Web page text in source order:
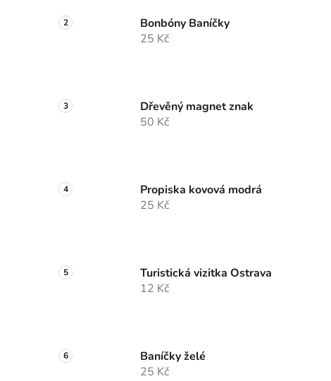
Bonbóny Baníčky
25 Kč
Dřevěný magnet znak
50 Kč
Propiska kovová modrá
25 Kč
Turistická vizitka Ostrava
12 Kč
Baníčky želé
25 Kč